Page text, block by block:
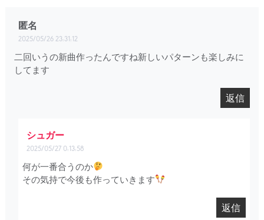
匿名
2025/05/26 23:31:12
二回いうの新曲作ったんですね新しいパターンも楽しみに
してます
返信
シュガー
2025/05/27 0:13:58
何が一番合うのか
その気持で今後も作っていきます
返信